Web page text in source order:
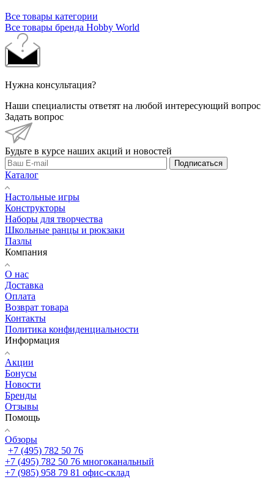
Все товары категории
Все товары бренда Hobby World
Нужна консультация?
Наши специалисты ответят на любой интересующий вопрос
Задать вопрос
Будьте в курсе наших акций и новостей
Подписаться
Каталог
Настольные игры
Конструкторы
Наборы для творчества
Школьные ранцы и рюкзаки
Пазлы
Компания
О нас
Доставка
Оплата
Возврат товара
Контакты
Политика конфиденциальности
Информация
Акции
Бонусы
Новости
Бренды
Отзывы
Помощь
Обзоры
+7 (495) 782 50 76
+7 (495) 782 50 76 многоканальный
+7 (985) 958 79 81 офис-склад